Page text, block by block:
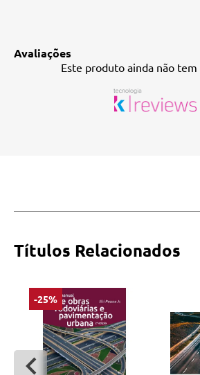
Avaliações
Este produto ainda não tem
Títulos Relacionados
-25%